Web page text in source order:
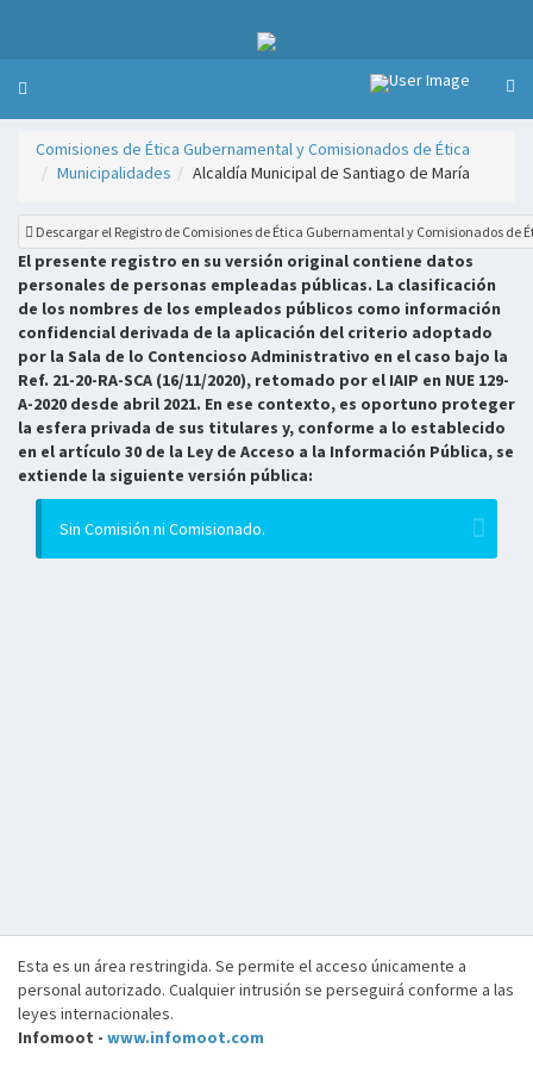
Comisiones de Ética Gubernamental y Comisionados de Ética
Municipalidades
Alcaldía Municipal de Santiago de María
Descargar el Registro de Comisiones de Ética Gubernamental y Comisionados de
El presente registro en su versión original contiene datos
personales de personas empleadas públicas. La clasificación
de los nombres de los empleados públicos como información
confidencial derivada de la aplicación del criterio adoptado
por la Sala de lo Contencioso Administrativo en el caso bajo la
Ref. 21-20-RA-SCA (16/11/2020), retomado por el IAIP en NUE 129-
A-2020 desde abril 2021. En ese contexto, es oportuno proteger
la esfera privada de sus titulares y, conforme a lo establecido
en el artículo 30 de la Ley de Acceso a la Información Pública, se
extiende la siguiente versión pública:
Sin Comisión ni Comisionado.
Esta es un área restringida. Se permite el acceso únicamente a
personal autorizado. Cualquier intrusión se perseguirá conforme a las
leyes internacionales.
Infomoot - www.infomoot.com